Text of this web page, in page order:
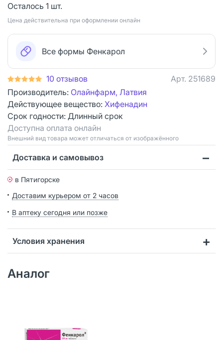
Осталось 1 шт.
Цена действительна при оформлении онлайн
Все формы Фенкарол
10 отзывов Арт. 251689
Производитель: Олайнфарм, Латвия
Действующее вещество: Хифенадин
Срок годности: Длинный срок
Доступна оплата онлайн
Bнешний вид товара может отличаться от изображённого
Доставка и самовывоз
в Пятигорске
Доставим курьером от 2 часов
В аптеку сегодня или позже
Условия хранения
Аналог